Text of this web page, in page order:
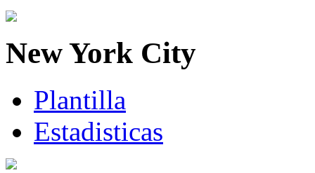
New York City
Plantilla
Estadisticas